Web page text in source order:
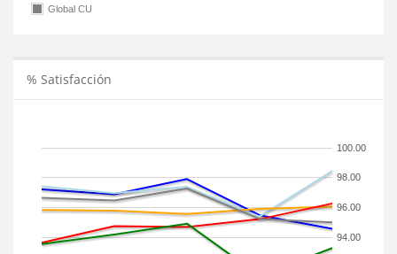
Global CU
% Satisfacción
94.00
96.00
98.00
100.00